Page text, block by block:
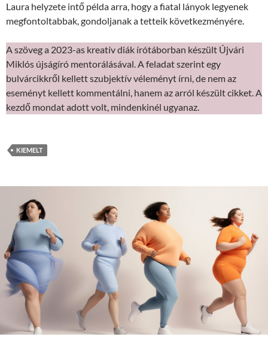
Laura helyzete intő példa arra, hogy a fiatal lányok legyenek
megfontoltabbak, gondoljanak a tetteik következményére.
A szöveg a 2023-as kreatív diák írótáborban készült Újvári
Miklós újságíró mentorálásával. A feladat szerint egy
bulvárcikkről kellett szubjektív véleményt írni, de nem az
eseményt kellett kommentálni, hanem az arról készült cikket. A
kezdő mondat adott volt, mindenkinél ugyanaz.
KIEMELT